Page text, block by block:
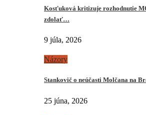
Kosťuková kritizuje rozhodnutie
zdolať…
9 júla, 2026
Názory
Stankovič o neúčasti Molčana na
25 júna, 2026